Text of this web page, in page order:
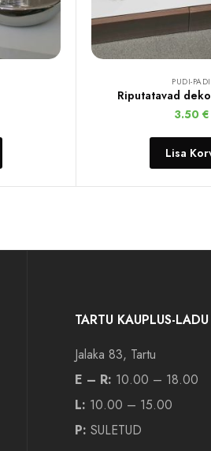
PUDI-PADI
Riputatavad
3.50 €
Lisa
TARTU KAUPLUS-LADU
Jalaka 83, Tartu
E – R: 10.00 – 18.00
L: 10.00 – 15.00
P: SULETUD